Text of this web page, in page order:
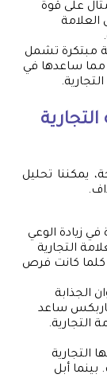
على قوة
مبتكرة تشمل
مما ساعدها في
يمكننا تحليل
في زيادة الوعي
التجارية
كانت فرص
الجذابة
ساعد
التجارية.
التجارية
بينما أبل